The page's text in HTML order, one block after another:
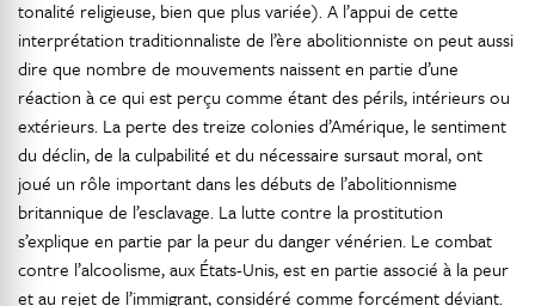
tonalité religieuse, bien que plus variée). A l’appui de cette
interprétation traditionnaliste de l’ère abolitionniste on peut aussi
dire que nombre de mouvements naissent en partie d’une
réaction à ce qui est perçu comme étant des périls, intérieurs ou
extérieurs. La perte des treize colonies d’Amérique, le sentiment
du déclin, de la culpabilité et du nécessaire sursaut moral, ont
joué un rôle important dans les débuts de l’abolitionnisme
britannique de l’esclavage. La lutte contre la prostitution
s’explique en partie par la peur du danger vénérien. Le combat
contre l’alcoolisme, aux États-Unis, est en partie associé à la peur
et au rejet de l’immigrant, considéré comme forcément déviant.